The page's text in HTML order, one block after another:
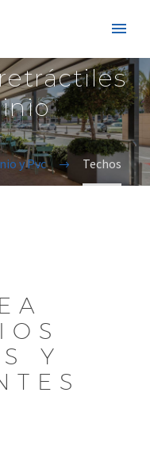
y Pvc Techos
Y